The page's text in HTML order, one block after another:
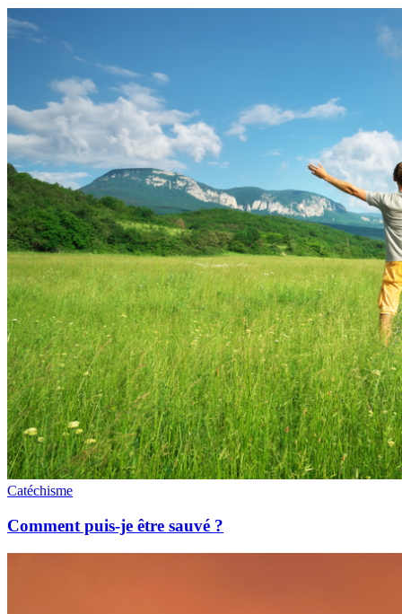
Catéchisme
Comment puis-je être sauvé ?